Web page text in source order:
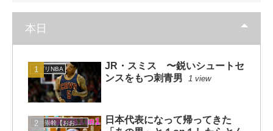
本日
ソガリNBA
JR・スミス 〜鋭いシュートセ
ンスをもつ刺青男
1 view
大井崇幹【おおいたかよし】
日本代表になって帰ってきた